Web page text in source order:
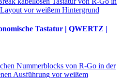
Tastatur | QWERTZ |